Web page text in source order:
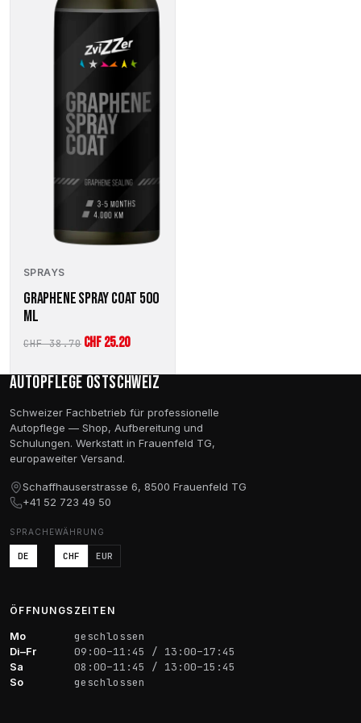
SPRAYS
GRAPHENE SPRAY COAT 500
ML
CHF38.70 Ursprünglicher
war:
CHF 38.70
CHF25.20Aktueller
ist:
CHF 25.20.
Autopflege Ostschweiz
Schweizer Fachbetrieb für professionelle
Autopflege — Shop, Aufbereitung und
Schulungen. Werkstatt in Frauenfeld TG,
europaweiter Versand.
Schaffhauserstrasse 6, 8500 Frauenfeld TG
+41 52 723 49 50
SPRACHE
DE
WÄHRUNG
CHF EUR
ÖFFNUNGSZEITEN
Mo geschlossen
Di–Fr 09:00–11:45 / 13:00–17:45
Sa 08:00–11:45 / 13:00–15:45
So geschlossen